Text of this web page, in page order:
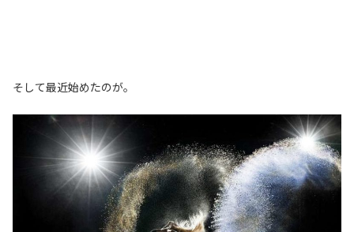
そして最近始めたのが。